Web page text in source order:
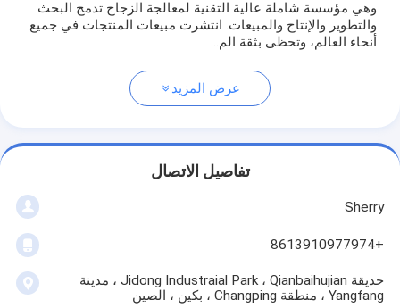
وهي مؤسسة شاملة عالية التقنية لمعالجة الزجاج تدمج البحث
والتطوير والإنتاج والمبيعات. انتشرت مبيعات المنتجات في جميع
أنحاء العالم، وتحظى بثقة الم...
عرض المزيد
تفاصيل الاتصال
Sherry
+8613910977974
حديقة Jidong Industraial Park ، Qianbaihujian ، مدينة
Yangfang ، منطقة Changping ، بكين ، الصين